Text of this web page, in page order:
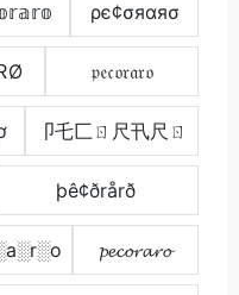
ρє¢σяαяσ
𝔭𝔢𝔠𝔬𝔯𝔞𝔯𝔬
卩乇匚ㄖ尺卂尺ㄖ
þê¢ðrårð
𝓹𝓮𝓬𝓸𝓻𝓪𝓻𝓸